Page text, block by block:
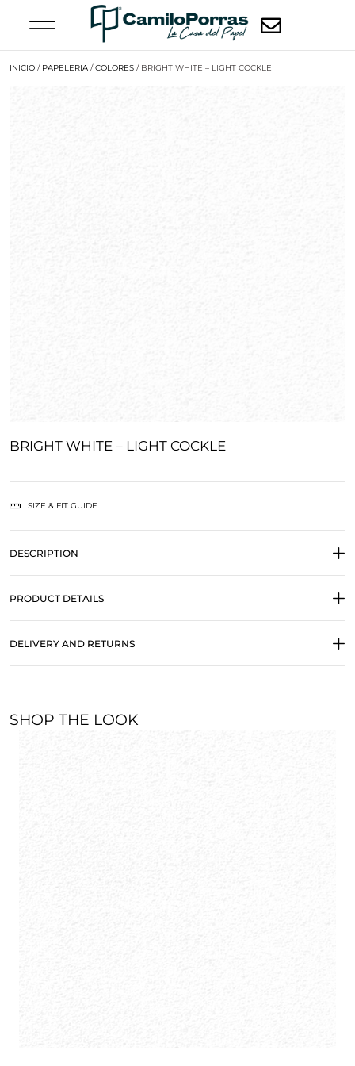
INICIO / PAPELERIA /COLORES / BRIGHT WHITE – LIGHT COCKLE
BRIGHT WHITE – LIGHT COCKLE
SIZE & FIT GUIDE
DESCRIPTION
PRODUCT DETAILS
DELIVERY AND RETURNS
SHOP THE LOOK